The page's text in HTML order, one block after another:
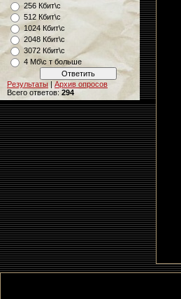
256 Кбит\с
512 Кбит\с
1024 Кбит\с
2048 Кбит\с
3072 Кбит\с
4 Мб\с т больше
Результаты |Архив опросов
Всего ответов: 294